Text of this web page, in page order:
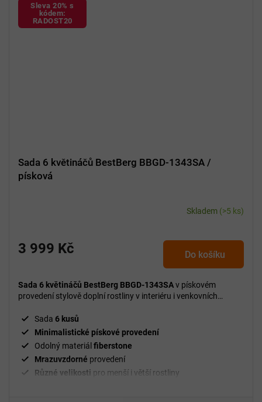
Sleva 20% s
kódem:
RADOST20
Sada 6 květináčů BestBerg BBGD-1343SA /
písková
Skladem (>5 ks)
3 999 Kč Do košíku
Sada 6 květináčů BestBerg BBGD-1343SAv pískovém
provedení stylově doplní rostliny v interiéru i venkovních
Sada 6 kusů
Minimalistické pískové provedení
Odolný materiál fiberstone
Mrazuvzdorné provedení
Různé velikosti pro menší i větší rostliny